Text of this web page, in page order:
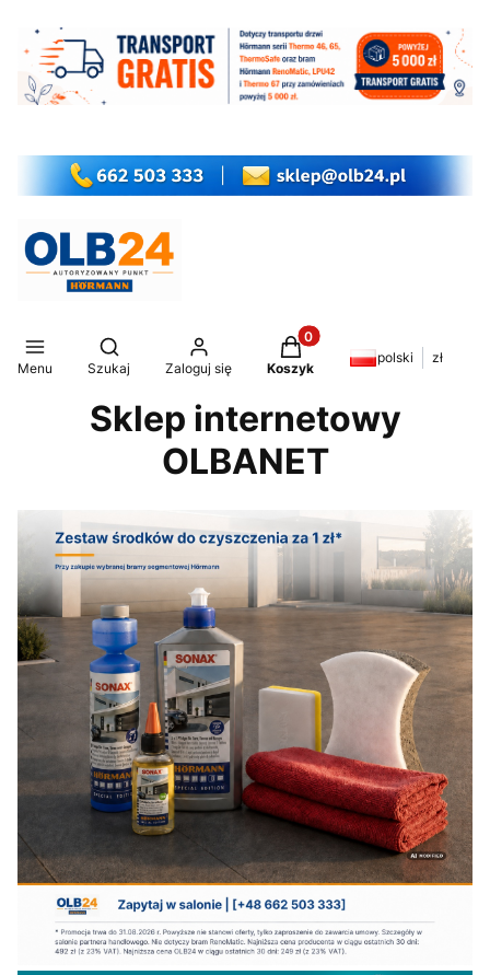
Menu
Otwórz wyszukiwarkę
Szukaj Zaloguj się
Produkty w koszyku: 0.
Koszyk
polski zł
Sklep internetowy
OLBANET